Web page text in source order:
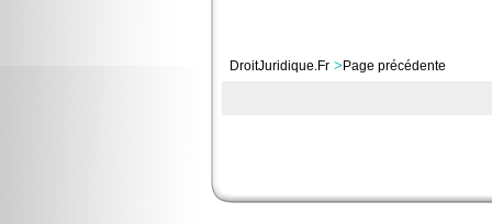
DroitJuridique.Fr > Page précédente